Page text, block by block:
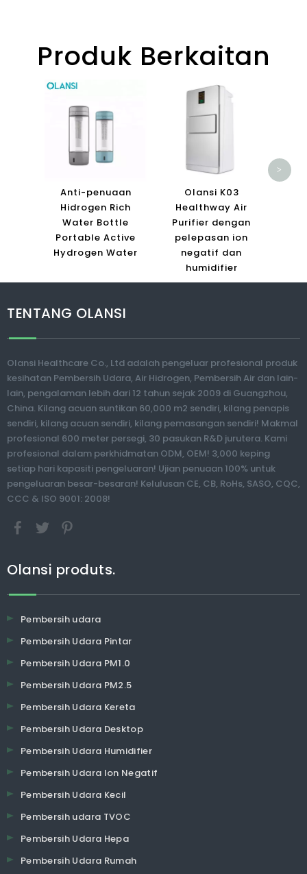
Produk Berkaitan
Anti-penuaan
Hidrogen Rich
Water Bottle
Portable Active
Hydrogen Water
Olansi K03
Healthway Air
Purifier dengan
pelepasan ion
negatif dan
humidifier
>
TENTANG OLANSI
Olansi Healthcare Co., Ltd adalah pengeluar profesional produk
kesihatan Pembersih Udara, Air Hidrogen, Pembersih Air dan lain-
lain, pengalaman lebih dari 12 tahun sejak 2009 di Guangzhou,
China. Kilang acuan suntikan 60,000 m2 sendiri, kilang penapis
sendiri, kilang acuan sendiri, kilang pemasangan sendiri! Makmal
profesional 600 meter persegi, 30 pasukan R&D jurutera. Kami
profesional dalam perkhidmatan ODM, OEM! 3,000 keping
setiap hari kapasiti pengeluaran! Ujian penuaan 100% untuk
pengeluaran besar-besaran! Kelulusan CE, CB, RoHs, SASO, CQC,
CCC & ISO 9001: 2008!
Olansi produts.
Pembersih udara
Pembersih Udara Pintar
Pembersih Udara PM1.0
Pembersih Udara PM2.5
Pembersih Udara Kereta
Pembersih Udara Desktop
Pembersih Udara Humidifier
Pembersih Udara Ion Negatif
Pembersih Udara Kecil
Pembersih udara TVOC
Pembersih Udara Hepa
Pembersih Udara Rumah